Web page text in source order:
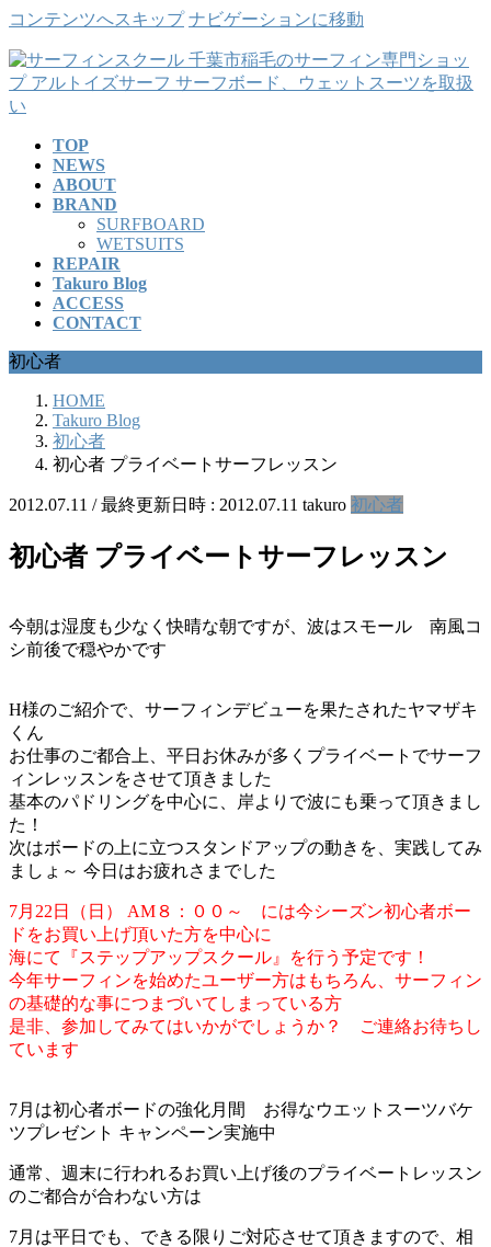
コンテンツへスキップ ナビゲーションに移動
TOP
NEWS
ABOUT
BRAND
SURFBOARD
WETSUITS
REPAIR
Takuro Blog
ACCESS
CONTACT
初心者
HOME
Takuro Blog
初心者
初心者 プライベートサーフレッスン
2012.07.11 / 最終更新日時 : 2012.07.11 takuro 初心者
初心者 プライベートサーフレッスン
今朝は湿度も少なく快晴な朝ですが、波はスモール 南風コ
シ前後で穏やかです
H様のご紹介で、サーフィンデビューを果たされたヤマザキ
くん
お仕事のご都合上、平日お休みが多くプライベートでサーフ
ィンレッスンをさせて頂きました
基本のパドリングを中心に、岸よりで波にも乗って頂きまし
た！
次はボードの上に立つスタンドアップの動きを、実践してみ
ましょ～ 今日はお疲れさまでした
7月22日（日） AM８：００～ には今シーズン初心者ボー
ドをお買い上げ頂いた方を中心に
海にて『ステップアップスクール』を行う予定です！
今年サーフィンを始めたユーザー方はもちろん、サーフィン
の基礎的な事につまづいてしまっている方
是非、参加してみてはいかがでしょうか？ ご連絡お待ちし
ています
7月は初心者ボードの強化月間 お得なウエットスーツバケ
ツプレゼント キャンペーン実施中
通常、週末に行われるお買い上げ後のプライベートレッスン
のご都合が合わない方は
7月は平日でも、できる限りご対応させて頂きますので、相